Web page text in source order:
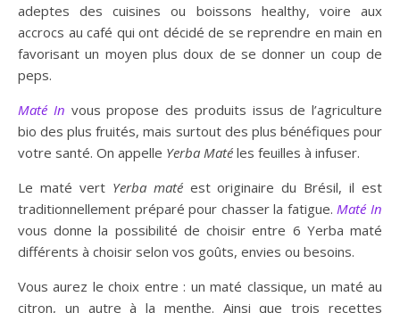
adeptes des cuisines ou boissons healthy, voire aux
accrocs au café qui ont décidé de se reprendre en main en
favorisant un moyen plus doux de se donner un coup de
peps.
Maté In vous propose des produits issus de l’agriculture
bio des plus fruités, mais surtout des plus bénéfiques pour
votre santé. On appelle Yerba Maté les feuilles à infuser.
Le maté vert Yerba matéest originaire du Brésil, il est
traditionnellement préparé pour chasser la fatigue. Maté In
vous donne la possibilité de choisir entre 6 Yerba maté
différents à choisir selon vos goûts, envies ou besoins.
Vous aurez le choix entre : un maté classique, un maté au
citron, un autre à la menthe. Ainsi que trois recettes